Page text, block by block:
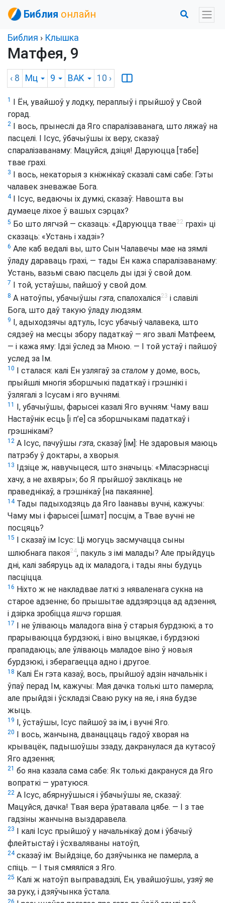
Библия онлайн
Библия › Клышка
Матфея, 9
‹ 8 Мц 9 BAK 10 ›
1
І Ён, увайшоў у лодку, пераплыў і прыйшоў у Свой
горад.
2
І вось, прынеслі да Яго спаралізаванага, што ляжаў на
пасцелі. І Ісус, ўбачыўшы іх веру, сказаў
спаралізаванаму: Мацуйся, дзіця! Даруюцца [табе]
твае грахі.
3
І вось, некаторыя з кніжнікаў сказалі самі сабе: Гэты
чалавек зневажае Бога.
4І Ісус, ведаючы іх думкі, сказаў: Навошта вы
думаеце ліхое ў вашых сэрцах?
5 Бо што лягчэй — сказаць: «Даруюцца твае22 грахі» ці
сказаць: «Устань і хадзі»?
6 Але каб ведалі вы, што Сын Чалавечы мае на зямлі
ўладу дараваць грахі, — тады Ён кажа спаралізаванаму:
Устань, вазьмі сваю пасцель ды ідзі ў свой дом.
7 І той, устаўшы, пайшоў у свой дом.
8 А натоўпы, убачыўшы гэта, спалохаліся23 і славілі
Бога, што даў такую ўладу людзям.
9 І, адыходзячы адтуль, Ісус убачыў чалавека, што
сядзеў на месцы збору падаткаў — яго звалі Матфеем,
— і кажа яму: Ідзі ўслед за Мною. — І той устаў і пайшоў
услед за Ім.
10 І сталася: калі Ён узлягаў за сталом у доме, вось,
прыйшлі многія зборшчыкі падаткаў і грэшнікі і
ўзлягалі з Ісусам і яго вучнямі.
11 І, убачыўшы, фарысеі казалі Яго вучням: Чаму ваш
Настаўнік есць [і п’е] са зборшчыкамі падаткаў і
грэшнікамі?
12 А Ісус, пачуўшы гэта, сказаў [ім]: Не здаровыя маюць
патрэбу ў доктары, а хворыя.
13 Ідзіце ж, навучыцеся, што значыць: «Міласэрнасці
хачу, а не ахвяры»; бо Я прыйшоў заклікаць не
праведнікаў, а грэшнікаў [на пакаянне].
14Тады падыходзяць да Яго Іаанавы вучні, кажучы:
Чаму мы і фарысеі [шмат] посцім, а Твае вучні не
посцяць?
15 І сказаў ім Ісус: Ці могуць засмучацца сыны
шлюбнага пакоя24, пакуль з імі малады? Але прыйдуць
дні, калі забяруць ад іх маладога, і тады яны будуць
пасціцца.
16 Ніхто ж не накладвае латкі з няваленага сукна на
старое адзенне; бо прышытае аддзярэцца ад адзення,
і дзірка зробіццаяшчэ горшая.
17
І не ўліваюць маладога віна ў старыя бурдзюкі; а то
прарываюцца бурдзюкі, і віно выцякае, і бурдзюкі
прападаюць; але ўліваюць маладое віно ў новыя
бурдзюкі, і зберагаецца адно і другое.
18 Калі Ён гэта казаў, вось, прыйшоў адзін начальнік і
ўпаў перад Ім, кажучы: Мая дачка толькі што памерла;
але прыйдзі і ўскладзі Сваю руку на яе, і яна будзе
жыць.
19 І, ўстаўшы, Ісус пайшоў за ім, і вучні Яго.
20
І вось, жанчына, дванаццаць гадоў хворая на
крывацёк, падышоўшы ззаду, дакранулася да кутасоў
Яго адзення;
21 бо яна казала сама сабе: Як толькі дакрануся да Яго
вопраткі — уратуюся.
22 А Ісус, абярнуўшыся і ўбачыўшы яе, сказаў:
Мацуйся, дачка! Твая вера ўратавала цябе. — І з тае
гадзіны жанчына выздаравела.
23
І калі Ісус прыйшоў у начальнікаў дом і ўбачыў
флейтыстаў і ўсхваляваны натоўп,
24сказаў ім: Выйдзіце, бо дзяўчынка не памерла, а
спіць. — І тыя смяяліся з Яго.
25 Калі ж натоўп выправадзілі, Ён, увайшоўшы, узяў яе
за руку, і дзяўчынка ўстала.